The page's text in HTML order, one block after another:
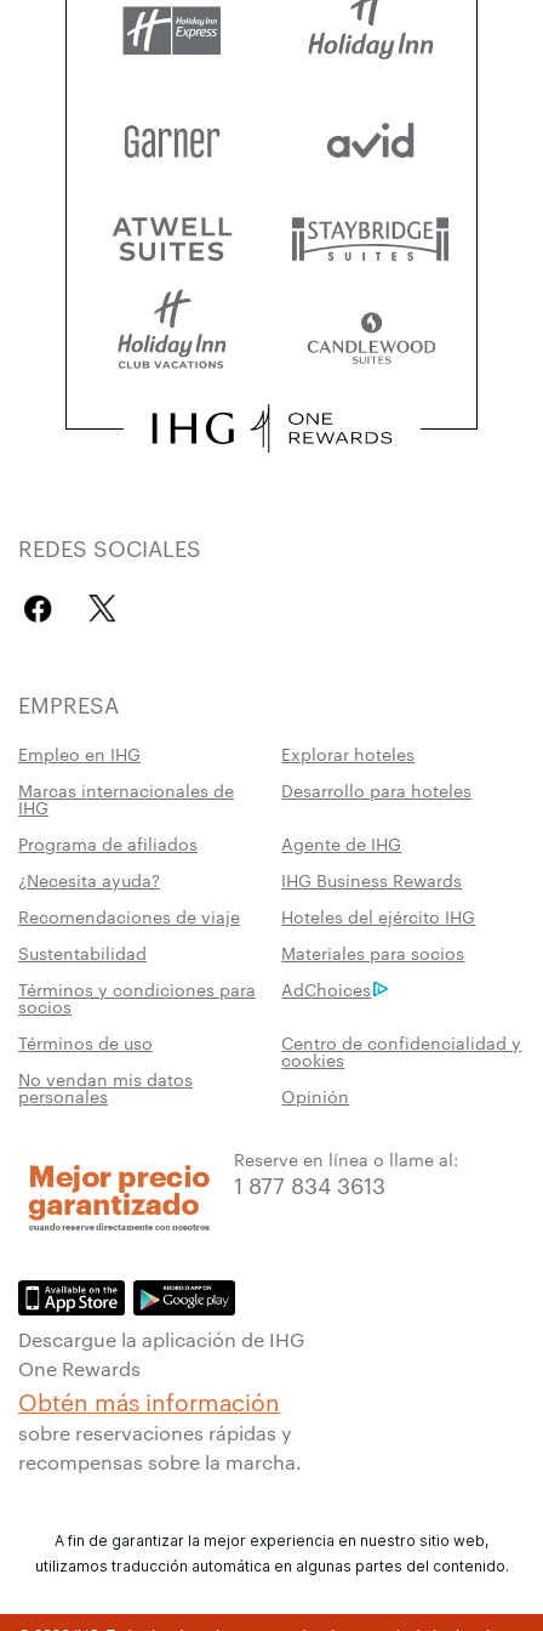
REDES SOCIALES
EMPRESA
Empleo en IHG
Explorar hoteles
Marcas internacionales de
IHG
Desarrollo para hoteles
Programa de afiliados
Agente de IHG
¿Necesita ayuda?
IHG Business Rewards
Recomendaciones de viaje
Hoteles del ejército IHG
Sustentabilidad
Materiales para socios
Términos y condiciones para
socios
AdChoices
Términos de uso Centro de confidencialidad y
cookies
No vendan mis datos
personales Opinión
Reserve en línea o llame al:
1 877 834 3613
Descargue la aplicación de IHG
One Rewards
Obtén más información
sobre reservaciones rápidas y
recompensas sobre la marcha.
A fin de garantizar la mejor experiencia en nuestro sitio web,
utilizamos traducción automática en algunas partes del contenido.